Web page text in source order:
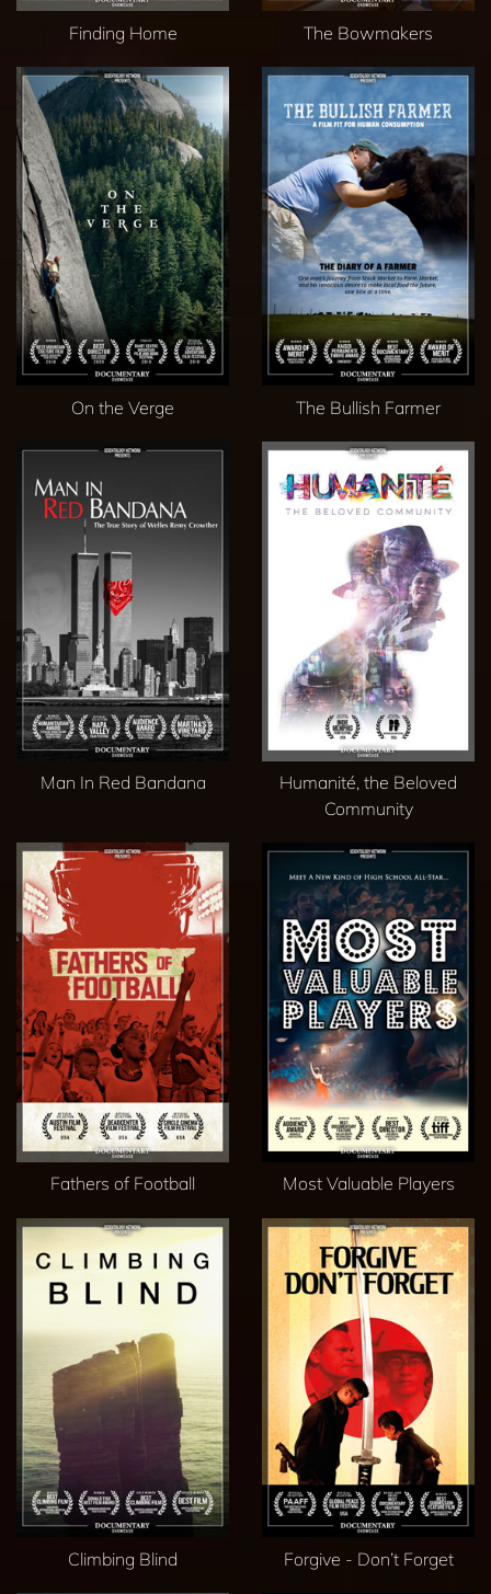
Finding Home The Bowmakers
On the Verge The Bullish Farmer
Man In Red Bandana
Humanité, the Beloved
Community
Fathers of Football Most Valuable Players
Climbing Blind Forgive - Don’t Forget